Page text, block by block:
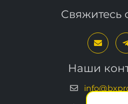
Свяжитесь
Наши